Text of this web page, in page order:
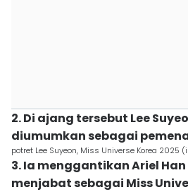
2. Di ajang tersebut Lee
diumumkan sebagai
potret Lee Suyeon, Miss Universe Korea 2025
3. Ia menggantikan Ariel
menjabat sebagai Miss